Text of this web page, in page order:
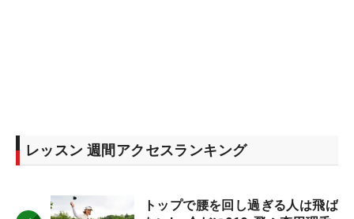
レッスン 週間アクセスランキング
トップで腰を回し過ぎる人は飛ば